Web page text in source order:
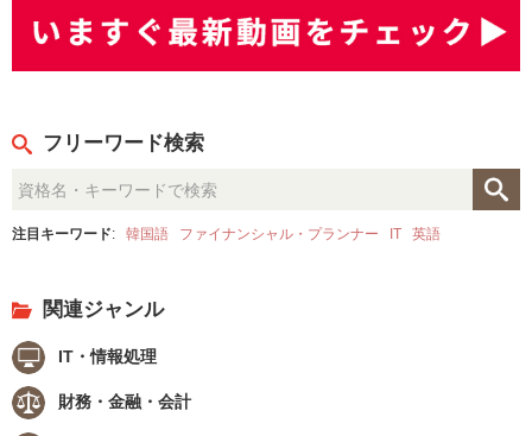
フリーワード検索
注目キーワード: 韓国語 ファイナンシャル・プランナー IT 英語
関連ジャンル
IT・情報処理
財務・金融・会計